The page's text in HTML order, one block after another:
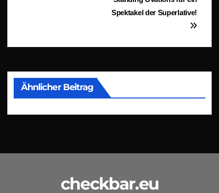
Spektakel der Superlative!
Ähnlicher Beitrag
checkbar.eu